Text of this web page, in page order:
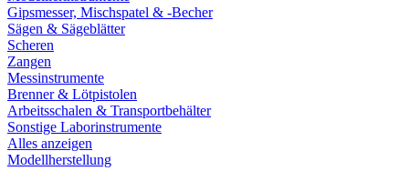
Gipsmesser, Mischspatel & -Becher
Sägen & Sägeblätter
Scheren
Zangen
Messinstrumente
Brenner & Lötpistolen
Arbeitsschalen & Transportbehälter
Sonstige Laborinstrumente
Alles anzeigen
Modellherstellung